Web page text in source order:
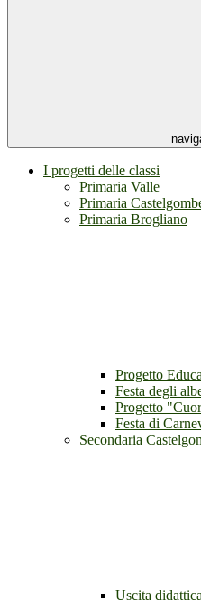
I progetti delle classi
Primaria Valle
Primaria
Primaria Brogliano
Progetto
Festa degli
Progetto
Festa di
Secondaria
Uscita